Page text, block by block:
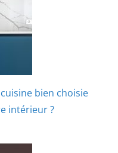
bien choisie
intérieur ?